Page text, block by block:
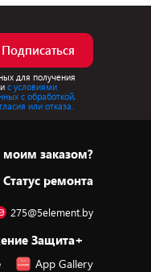
Подписаться
для получения
с условиями
с обработкой,
или отказа.
моим заказом?
Статус ремонта
275@5element.by
Защита+
App Gallery